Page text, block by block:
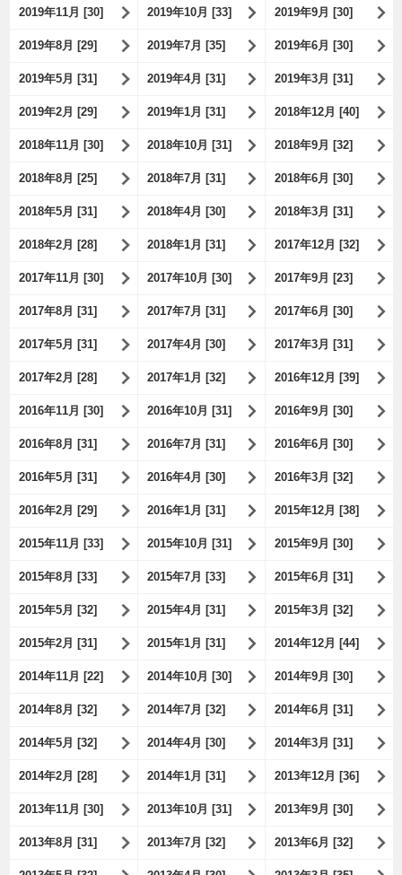
2019年11月 [30] 2019年10月 [33] 2019年9月 [30]
2019年8月 [29] 2019年7月 [35] 2019年6月 [30]
2019年5月 [31] 2019年4月 [31] 2019年3月 [31]
2019年2月 [29] 2019年1月 [31] 2018年12月 [40]
2018年11月 [30] 2018年10月 [31] 2018年9月 [32]
2018年8月 [25] 2018年7月 [31] 2018年6月 [30]
2018年5月 [31] 2018年4月 [30] 2018年3月 [31]
2018年2月 [28] 2018年1月 [31] 2017年12月 [32]
2017年11月 [30] 2017年10月 [30] 2017年9月 [23]
2017年8月 [31] 2017年7月 [31] 2017年6月 [30]
2017年5月 [31] 2017年4月 [30] 2017年3月 [31]
2017年2月 [28] 2017年1月 [32] 2016年12月 [39]
2016年11月 [30] 2016年10月 [31] 2016年9月 [30]
2016年8月 [31] 2016年7月 [31] 2016年6月 [30]
2016年5月 [31] 2016年4月 [30] 2016年3月 [32]
2016年2月 [29] 2016年1月 [31] 2015年12月 [38]
2015年11月 [33] 2015年10月 [31] 2015年9月 [30]
2015年8月 [33] 2015年7月 [33] 2015年6月 [31]
2015年5月 [32] 2015年4月 [31] 2015年3月 [32]
2015年2月 [31] 2015年1月 [31] 2014年12月 [44]
2014年11月 [22] 2014年10月 [30] 2014年9月 [30]
2014年8月 [32] 2014年7月 [32] 2014年6月 [31]
2014年5月 [32] 2014年4月 [30] 2014年3月 [31]
2014年2月 [28] 2014年1月 [31] 2013年12月 [36]
2013年11月 [30] 2013年10月 [31] 2013年9月 [30]
2013年8月 [31] 2013年7月 [32] 2013年6月 [32]